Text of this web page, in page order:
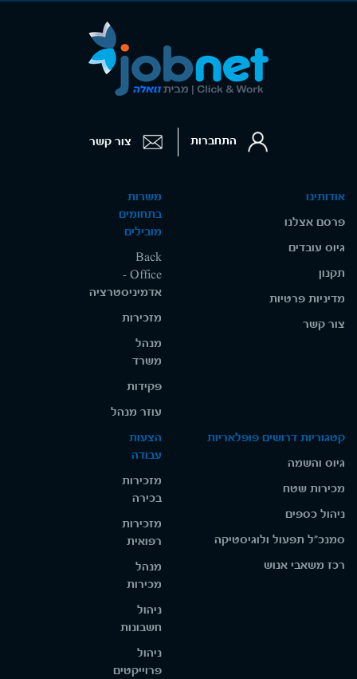
אודותינו
פרסם אצלנו
גיוס עובדים
תקנון
מדיניות פרטיות
צור קשר
משרות
בתחומים
מובילים
Back
Office -
אדמיניסטרציה
מזכירות
מנהל
משרד
פקידות
עוזר מנהל
קטגוריות דרושים פופלאריות
גיוס והשמה
מכירות שטח
ניהול כספים
סמנכ"ל תפעול ולוגיסטיקה
רכז משאבי אנוש
הצעות
עבודה
מזכירות
בכירה
מזכירות
רפואית
מנהל
מכירות
ניהול
חשבונות
ניהול
פרוייקטים